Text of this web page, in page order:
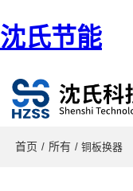
沈氏节能
首页 / 所有 / 铜板换器